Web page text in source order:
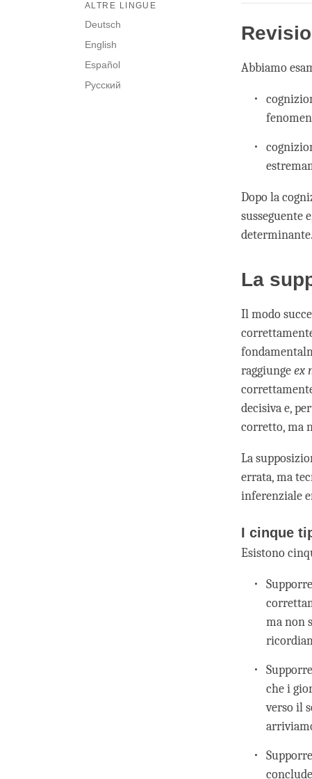
ALTRE LINGUE
Deutsch
English
Español
Русский
Abbiamo
Dopo la
susseguente
determinante.
La
Il modo
raggiungeex
decisiva e,
corretto, ma
La
errata, ma
inferenziale
I cinque
Esistono
ma non
che i
verso il